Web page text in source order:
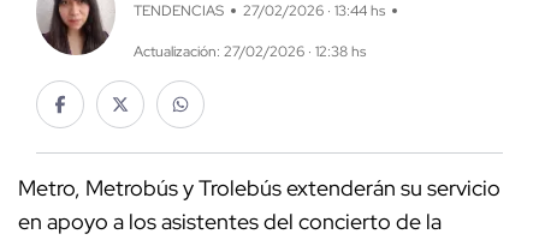
TENDENCIAS 27/02/2026 · 13:44 hs
Actualización: 27/02/2026 · 12:38 hs
Metro, Metrobús y Trolebús extenderán su servicio
en apoyo a los asistentes del concierto de la